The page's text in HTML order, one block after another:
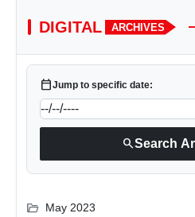
DIGITAL ARCHIVES
calendar_todayJump to specific date:
searchSearch
folder_open May 2023